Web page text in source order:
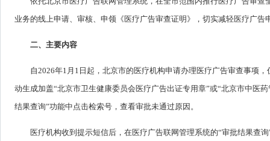
业务的线上申请、审核、申领《医疗广告审查证明》，切实减轻医疗广
二、主要内容
自2026年1月1日起，北京市的医疗机构申请办理医疗广告审查事项
动生成加盖“北京市卫生健康委员会医疗广告出证专用章”或“北京市中医
结果查询”功能中点击检索号，查看审批未通过原因。
医疗机构收到提示短信后，在医疗广告联网管理系统的“审批结果查